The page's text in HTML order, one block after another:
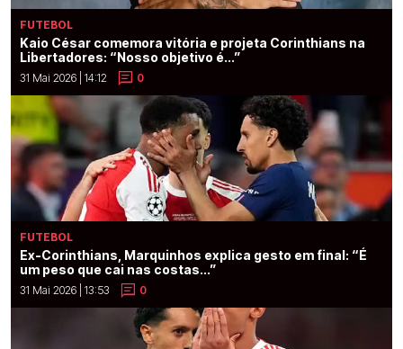
FUTEBOL
Kaio César comemora vitória e projeta Corinthians na
Libertadores: “Nosso objetivo é...”
31 Mai 2026 | 14:12 0
FUTEBOL
Ex-Corinthians, Marquinhos explica gesto em final: “É
um peso que cai nas costas...”
31 Mai 2026 | 13:53 0